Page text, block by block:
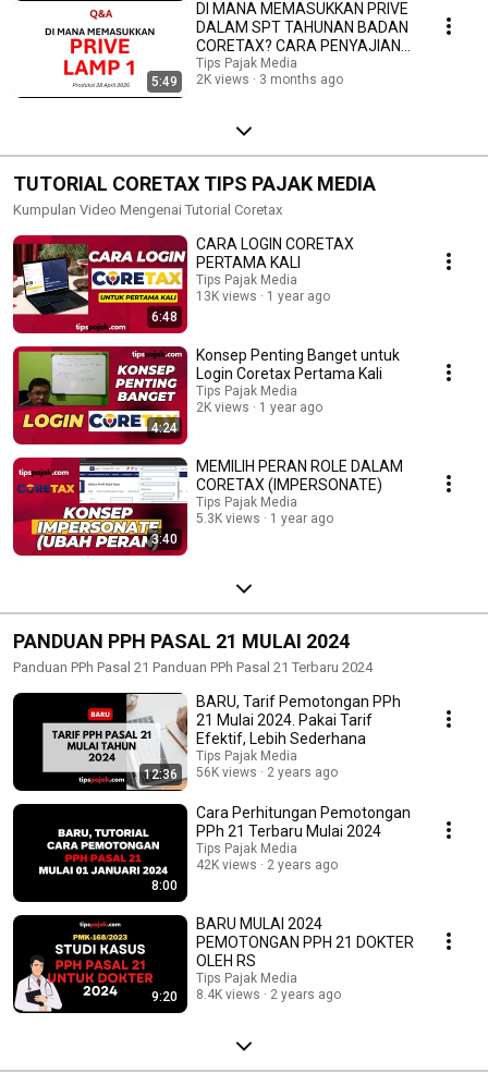
5:49
DI MANA MEMASUKKAN PRIVE
DALAM SPT TAHUNAN BADAN
CORETAX? CARA PENYAJIAN
PRIVE
Tips Pajak Media
2K views
3 months ago
TUTORIAL CORETAX TIPS PAJAK MEDIA
Kumpulan Video Mengenai Tutorial Coretax
6:48
CARA LOGIN CORETAX
PERTAMA KALI
Tips Pajak Media
13K views
1 year ago
4:24
Konsep Penting Banget untuk
Login Coretax Pertama Kali
Tips Pajak Media
2K views
1 year ago
3:40
MEMILIH PERAN ROLE DALAM
CORETAX (IMPERSONATE)
Tips Pajak Media
5.3K views
1 year ago
PANDUAN PPH PASAL 21 MULAI 2024
Panduan PPh Pasal 21 Panduan PPh Pasal 21 Terbaru 2024
12:36
BARU, Tarif Pemotongan PPh
21 Mulai 2024. Pakai Tarif
Efektif, Lebih Sederhana
Tips Pajak Media
56K views
2 years ago
8:00
Cara Perhitungan Pemotongan
PPh 21 Terbaru Mulai 2024
Tips Pajak Media
42K views
2 years ago
9:20
BARU MULAI 2024
PEMOTONGAN PPH 21 DOKTER
OLEH RS
Tips Pajak Media
8.4K views
2 years ago